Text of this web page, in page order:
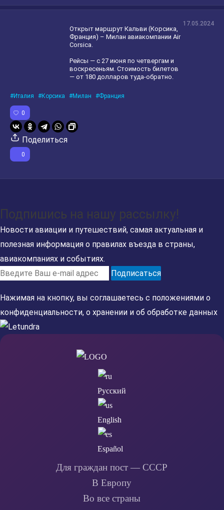
17.05.2024
Открыт маршрут Кальви (Корсика,
Франция) – Милан авиакомпании Air
Corsica.
Рейсы — с 27 июня по четвергам и
воскресеньям. Стоимость билетов
— от 180 долларов туда-обратно.
Италия Корсика Милан Франция
0
Поделиться
0
Подпишись на нашу рассылку!
Новости авиации и путешествий, самая актуальная и
полезная информация о правилах въезда в страны,
авиакомпаниях и событиях.
Подписаться
Нажимая на кнопку, вы соглашаетесь с положениями о
конфиденциальности, о хранении и об обработке данных
Для граждан пост — СССР
В Европу
Во все страны
Русский
English
Español